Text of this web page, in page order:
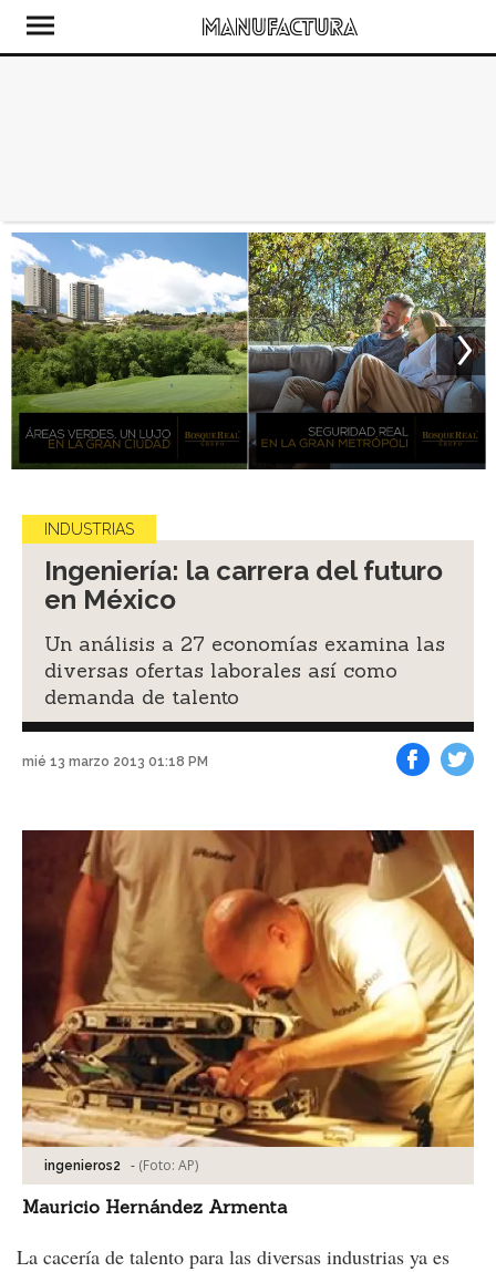
INDUSTRIAS
Ingeniería: la carrera del futuro
en México
Un análisis a 27 economías examina las
diversas ofertas laborales así como
demanda de talento
mié 13 marzo 2013 01:18 PM
ingenieros2 - (Foto: AP)
Mauricio Hernández Armenta
La cacería de talento para las diversas industrias ya es